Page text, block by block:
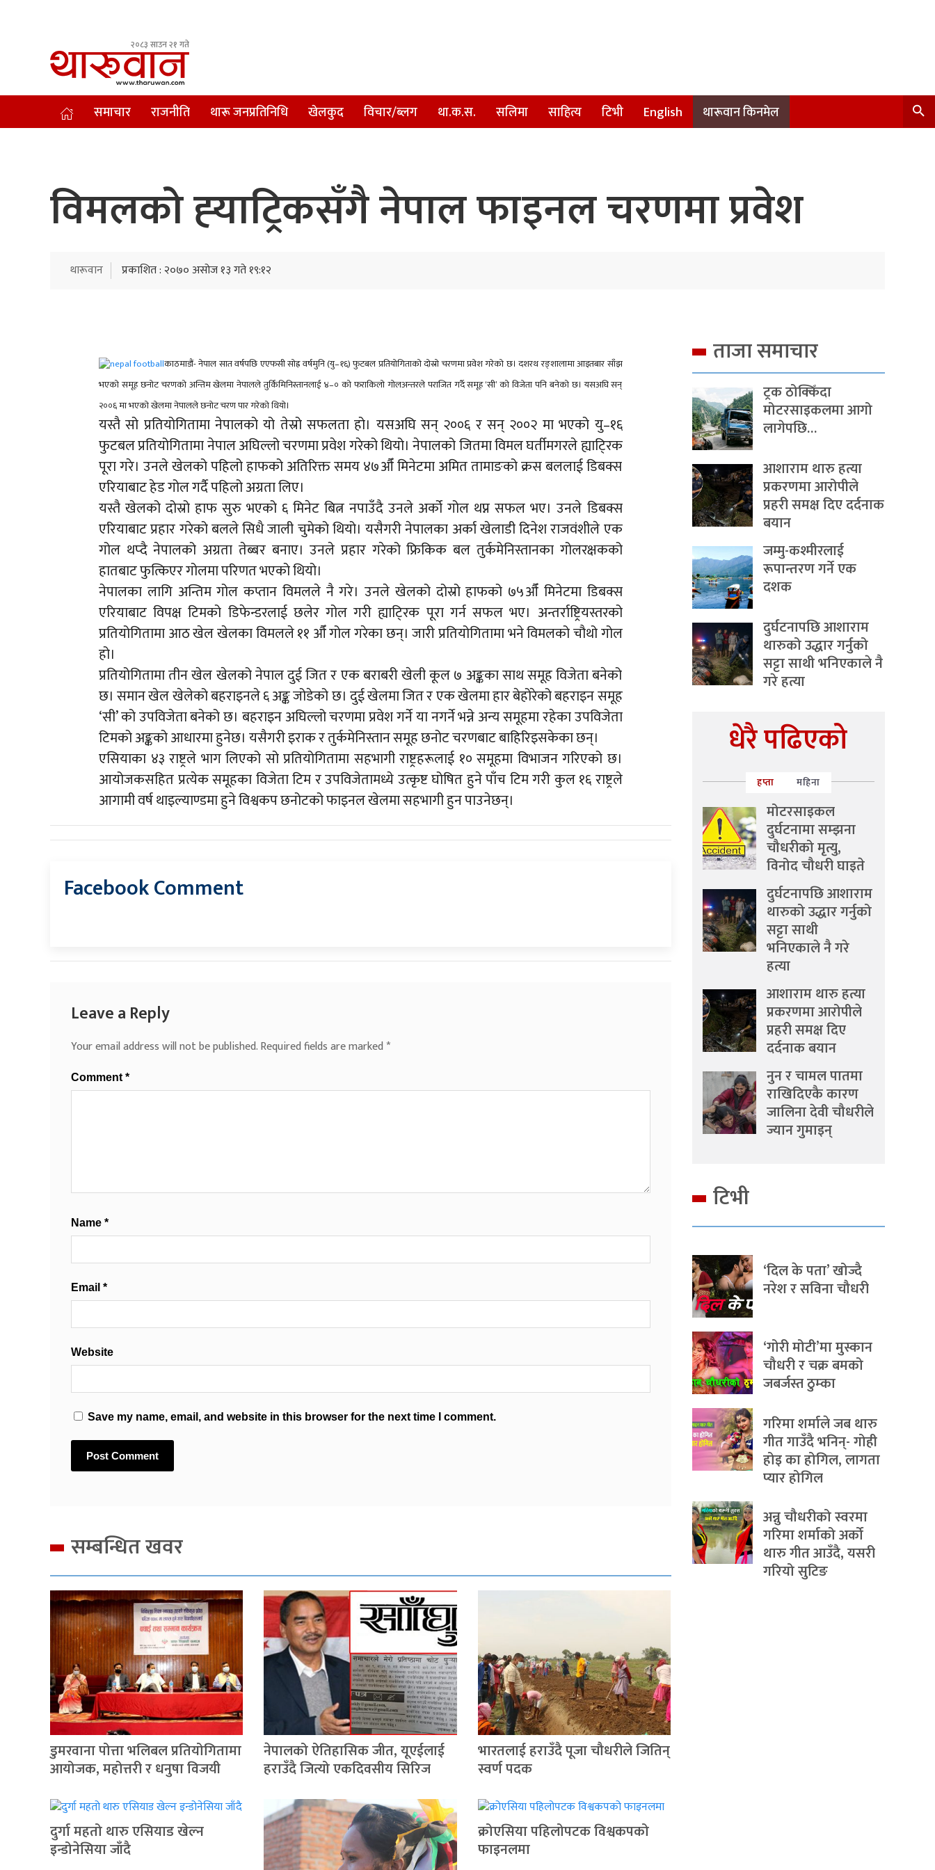
२०८३ साउन २१ गते
Leading Newsportal from Tharu Community Nepal.
समाचार राजनीति थारू जनप्रतिनिधि खेलकुद विचार/ब्लग था.क.स. सलिमा साहित्य टिभी English थारूवान किनमेल
विमलको ह्‍याट्रिकसँगै नेपाल फाइनल चरणमा प्रवेश
थारूवान प्रकाशित : २०७० असोज १३ गते १९:१२
काठमाडौं- नेपाल सात वर्षपछि एएफसी सोह्र वर्षमुनि (यु–१६) फुटबल प्रतियोगिताको दोस्रो चरणमा प्रवेश गरेको छ। दशरथ रङ्शालामा आइतबार साँझ
भएको समूह छनोट चरणको अन्तिम खेलमा नेपालले तुर्किमिनिस्तानलाई ४–० को फराकिलो गोलअन्तरले पराजित गर्दै समूह ‘सी’ को विजेता पनि बनेको छ। यसअघि सन्
२००६ मा भएको खेलमा नेपालले छनोट चरण पार गरेको थियो।
यस्तै सो प्रतियोगितामा नेपालको यो तेस्रो सफलता हो। यसअघि सन् २००६ र सन् २००२ मा भएको यु–१६
फुटबल प्रतियोगितामा नेपाल अघिल्लो चरणमा प्रवेश गरेको थियो। नेपालको जितमा विमल घर्तीमगरले ह्याटि्रक
पूरा गरे। उनले खेलको पहिलो हाफको अतिरिक्त समय ४७औँ मिनेटमा अमित तामाङको क्रस बललाई डिबक्स
एरियाबाट हेड गोल गर्दै पहिलो अग्रता लिए।
यस्तै खेलको दोस्रो हाफ सुरु भएको ६ मिनेट बित्न नपाउँदै उनले अर्को गोल थप्न सफल भए। उनले डिबक्स
एरियाबाट प्रहार गरेको बलले सिधै जाली चुमेको थियो। यसैगरी नेपालका अर्का खेलाडी दिनेश राजवंशीले एक
गोल थप्दै नेपालको अग्रता तेब्बर बनाए। उनले प्रहार गरेको फ्रिकिक बल तुर्कमेनिस्तानका गोलरक्षकको
हातबाट फुत्किएर गोलमा परिणत भएको थियो।
नेपालका लागि अन्तिम गोल कप्तान विमलले नै गरे। उनले खेलको दोस्रो हाफको ७५औँ मिनेटमा डिबक्स
एरियाबाट विपक्ष टिमको डिफेन्डरलाई छलेर गोल गरी ह्याटि्रक पूरा गर्न सफल भए। अन्तर्राष्ट्रियस्तरको
प्रतियोगितामा आठ खेल खेलका विमलले ११ औँ गोल गरेका छन्। जारी प्रतियोगितामा भने विमलको चौथो गोल
हो।
प्रतियोगितामा तीन खेल खेलको नेपाल दुई जित र एक बराबरी खेली कूल ७ अङ्कका साथ समूह विजेता बनेको
छ। समान खेल खेलेको बहराइनले ६ अङ्क जोडेको छ। दुई खेलमा जित र एक खेलमा हार बेहोरेको बहराइन समूह
‘सी’ को उपविजेता बनेको छ। बहराइन अघिल्लो चरणमा प्रवेश गर्ने या नगर्ने भन्ने अन्य समूहमा रहेका उपविजेता
टिमको अङ्कको आधारमा हुनेछ। यसैगरी इराक र तुर्कमेनिस्तान समूह छनोट चरणबाट बाहिरिइसकेका छन्।
एसियाका ४३ राष्ट्रले भाग लिएको सो प्रतियोगितामा सहभागी राष्ट्रहरूलाई १० समूहमा विभाजन गरिएको छ।
आयोजकसहित प्रत्येक समूहका विजेता टिम र उपविजेतामध्ये उत्कृष्ट घोषित हुने पाँच टिम गरी कुल १६ राष्ट्रले
आगामी वर्ष थाइल्याण्डमा हुने विश्वकप छनोटको फाइनल खेलमा सहभागी हुन पाउनेछन्।
Facebook Comment
Leave a Reply
Your email address will not be published.Required fields are marked*
Comment *
Name *
Email *
Website
Save my name, email, and website in this browser for the next time I comment.
सम्बन्धित खवर
डुमरवाना पोत्ता भलिबल प्रतियोगितामा
आयोजक, महोत्तरी र धनुषा विजयी
नेपालको ऐतिहासिक जीत, यूएईलाई
हराउँदै जित्यो एकदिवसीय सिरिज
भारतलाई हराउँदै पूजा चौधरीले जितिन्
स्वर्ण पदक
दुर्गा महतो थारु एसियाड खेल्न
इन्डोनेसिया जाँदै
क्रोएसिया पहिलोपटक विश्वकपको
फाइनलमा
ताजा समाचार
ट्रक ठोक्किँदा
मोटरसाइकलमा आगो
लागेपछि…
आशाराम थारु हत्या
प्रकरणमा आरोपीले
प्रहरी समक्ष दिए दर्दनाक
बयान
जम्मु-कश्मीरलाई
रूपान्तरण गर्ने एक
दशक
दुर्घटनापछि आशाराम
थारुको उद्धार गर्नुको
सट्टा साथी भनिएकाले नै
गरे हत्या
धेरै पढिएको
हप्ता महिना
मोटरसाइकल
दुर्घटनामा सम्झना
चौधरीको मृत्यु,
विनोद चौधरी घाइते
दुर्घटनापछि आशाराम
थारुको उद्धार गर्नुको
सट्टा साथी
भनिएकाले नै गरे
हत्या
आशाराम थारु हत्या
प्रकरणमा आरोपीले
प्रहरी समक्ष दिए
दर्दनाक बयान
नुन र चामल पातमा
राखिदिएकै कारण
जालिना देवी चौधरीले
ज्यान गुमाइन्
टिभी
‘दिल के पता’ खोज्दै
नरेश र सविना चौधरी
‘गोरी मोटी’मा मुस्कान
चौधरी र चक्र बमको
जबर्जस्त ठुम्का
गरिमा शर्माले जब थारु
गीत गाउँदै भनिन्- गोही
होइ का होगिल, लागता
प्यार होगिल
अन्नु चौधरीको स्वरमा
गरिमा शर्माको अर्को
थारु गीत आउँदै, यसरी
गरियो सुटिङ